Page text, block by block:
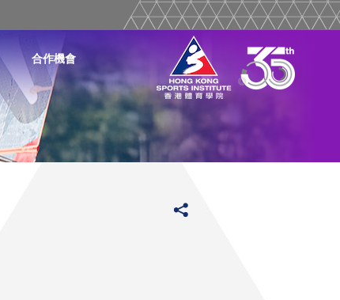
合作機會